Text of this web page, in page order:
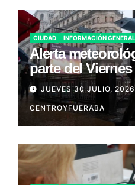
CIUDAD INFORMACIÓN GENERAL
Alerta
parte del Viernes
JUEVES 30 JULIO, 2026
CENTROYFUERABA